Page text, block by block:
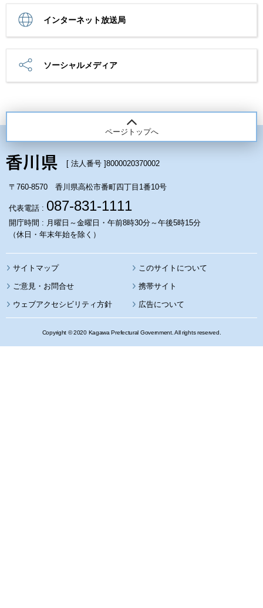
インターネット放送局
ソーシャルメディア
ページトップへ
[ 法人番号 ]8000020370002
〒760-8570 香川県高松市番町四丁目1番10号
代表電話 : 087-831-1111
開庁時間 : 月曜日～金曜日・午前8時30分～午後5時15分
（休日・年末年始を除く）
サイトマップ このサイトについて
携帯サイト
ウェブアクセシビリティ方針 広告について
Copyright © 2020 Kagawa Prefectural Government. All rights reserved.